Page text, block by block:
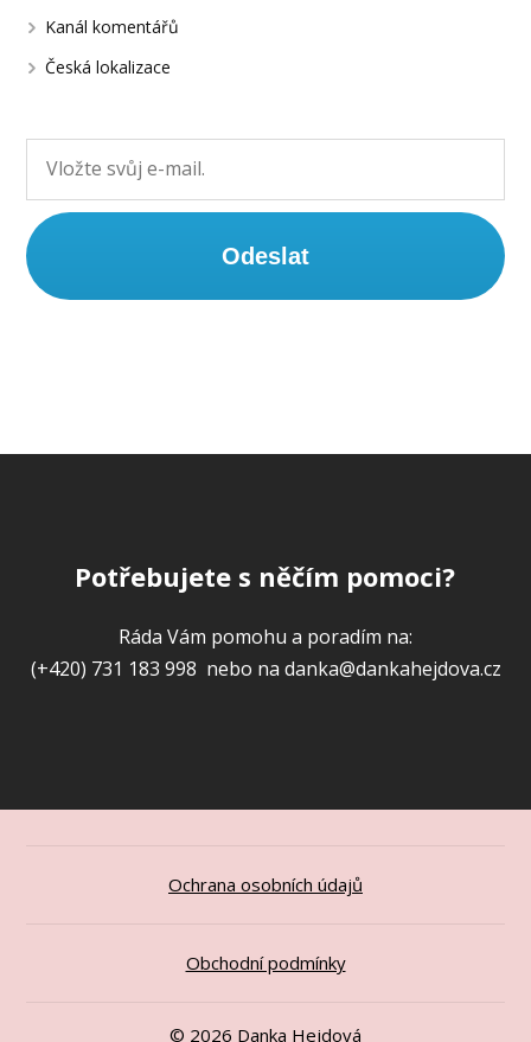
Kanál komentářů
Česká lokalizace
Odeslat
Potřebujete s něčím pomoci?
Ráda Vám pomohu a poradím na:
(+420) 731 183 998 nebo na danka@dankahejdova.cz
Ochrana osobních údajů
Obchodní podmínky
© 2026 Danka Hejdová